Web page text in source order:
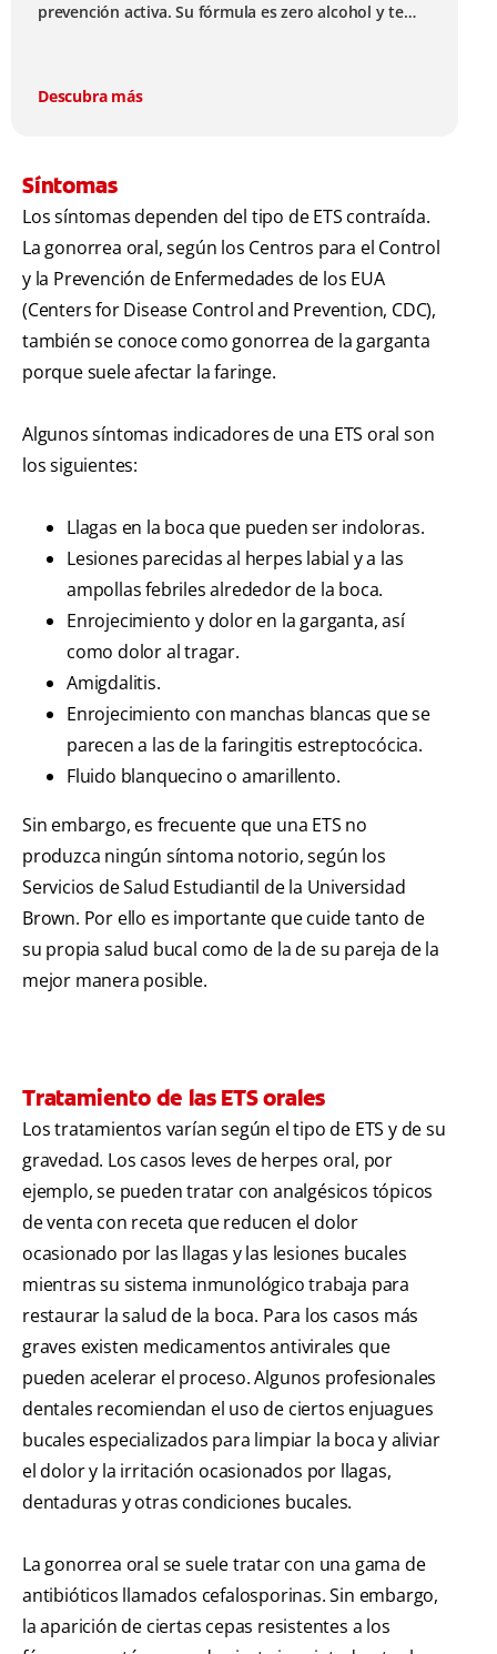
prevención activa. Su fórmula es zero alcohol y te
Descubra más
Síntomas
Los síntomas dependen del tipo de ETS contraída.
La gonorrea oral, según los Centros para el Control
y la Prevención de Enfermedades de los EUA
(Centers for Disease Control and Prevention, CDC),
también se conoce como gonorrea de la garganta
porque suele afectar la faringe.
Algunos síntomas indicadores de una ETS oral son
los siguientes:
Llagas en la boca que pueden ser indoloras.
Lesiones parecidas al herpes labial y a las
ampollas febriles alrededor de la boca.
Enrojecimiento y dolor en la garganta, así
como dolor al tragar.
Amigdalitis.
Enrojecimiento con manchas blancas que se
parecen a las de la faringitis estreptocócica.
Fluido blanquecino o amarillento.
Sin embargo, es frecuente que una ETS no
produzca ningún síntoma notorio, según los
Servicios de Salud Estudiantil de la Universidad
Brown. Por ello es importante que cuide tanto de
su propia salud bucal como de la de su pareja de la
mejor manera posible.
Tratamiento de las ETS orales
Los tratamientos varían según el tipo de ETS y de su
gravedad. Los casos leves de herpes oral, por
ejemplo, se pueden tratar con analgésicos tópicos
de venta con receta que reducen el dolor
ocasionado por las llagas y las lesiones bucales
mientras su sistema inmunológico trabaja para
restaurar la salud de la boca. Para los casos más
graves existen medicamentos antivirales que
pueden acelerar el proceso. Algunos profesionales
dentales recomiendan el uso de ciertos enjuagues
bucales especializados para limpiar la boca y aliviar
el dolor y la irritación ocasionados por llagas,
dentaduras y otras condiciones bucales.
La gonorrea oral se suele tratar con una gama de
antibióticos llamados cefalosporinas. Sin embargo,
la aparición de ciertas cepas resistentes a los